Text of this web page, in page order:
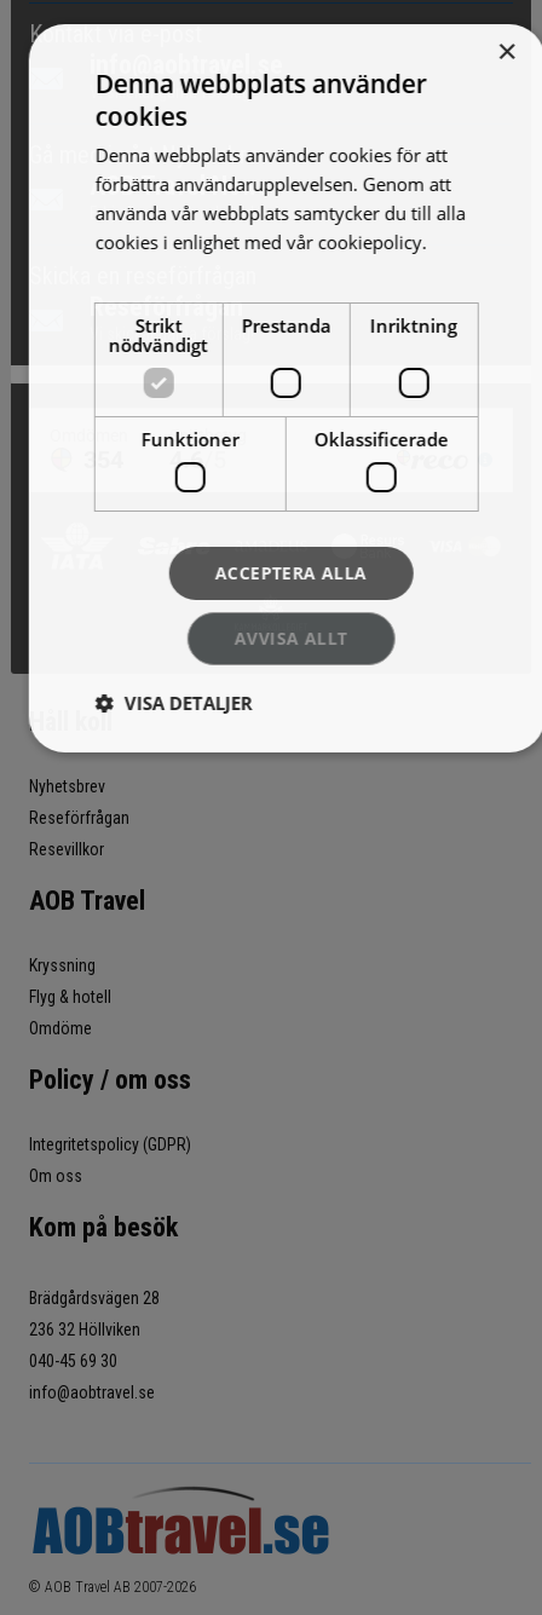
Kontakt via e-post
Vi skickar gärna förslag!
Gå med i vårt Nyhetsbrev
AOB Travel News
Erbjudande och nyheter!
Reseförfrågan
Vi skickar gärna förslag!
Håll koll
Nyhetsbrev
Reseförfrågan
Resevillkor
AOB Travel
Kryssning
Flyg & hotell
Omdöme
Policy / om oss
Integritetspolicy (GDPR)
Om oss
Kom på besök
Brädgårdsvägen 28
236 32 Höllviken
040-45 69 30
info@aobtravel.se
© AOB Travel AB 2007-2026
×
Denna webbplats använder
cookies
Denna webbplats använder cookies för att
förbättra användarupplevelsen. Genom att
använda vår webbplats samtycker du till alla
cookies i enlighet med vår cookiepolicy.
Strikt
nödvändigt
Prestanda Inriktning
Funktioner Oklassificerade
ACCEPTERA ALLA
AVVISA ALLT
VISA DETALJER